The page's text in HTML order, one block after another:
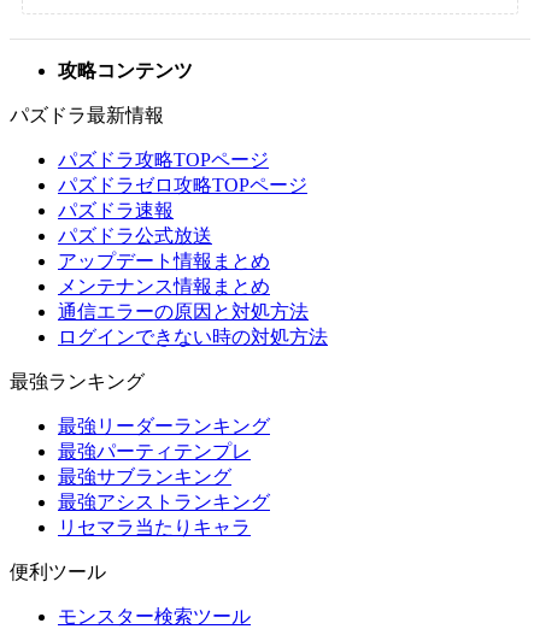
攻略コンテンツ
パズドラ最新情報
パズドラ攻略TOPページ
パズドラゼロ攻略TOPページ
パズドラ速報
パズドラ公式放送
アップデート情報まとめ
メンテナンス情報まとめ
通信エラーの原因と対処方法
ログインできない時の対処方法
最強ランキング
最強リーダーランキング
最強パーティテンプレ
最強サブランキング
最強アシストランキング
リセマラ当たりキャラ
便利ツール
モンスター検索ツール